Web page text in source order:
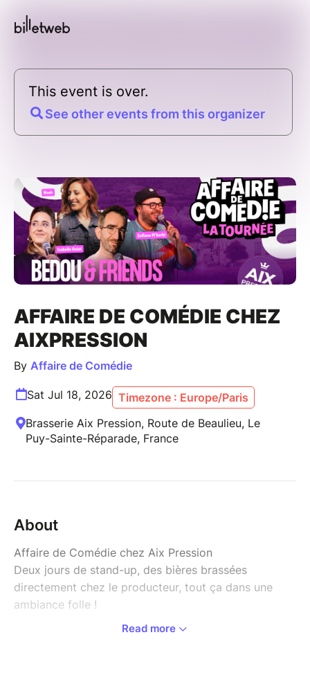
This event is over.
See other events from this organizer
AFFAIRE DE COMÉDIE CHEZ
AIXPRESSION
By Affaire de Comédie
Sat Jul 18, 2026 Timezone : Europe/Paris
Brasserie Aix Pression, Route de Beaulieu, Le
Puy-Sainte-Réparade, France
About
Affaire de Comédie chez Aix Pression
Deux jours de stand-up, des bières brassées
directement chez le producteur, tout ça dans une
ambiance folle !
Read more